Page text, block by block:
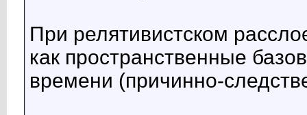
При релятивистском
как пространственные
времени (причинно-